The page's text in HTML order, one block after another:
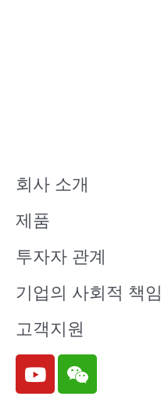
회사 소개
제품
투자자 관계
기업의 사회적 책임
고객지원
Y
o
W
e